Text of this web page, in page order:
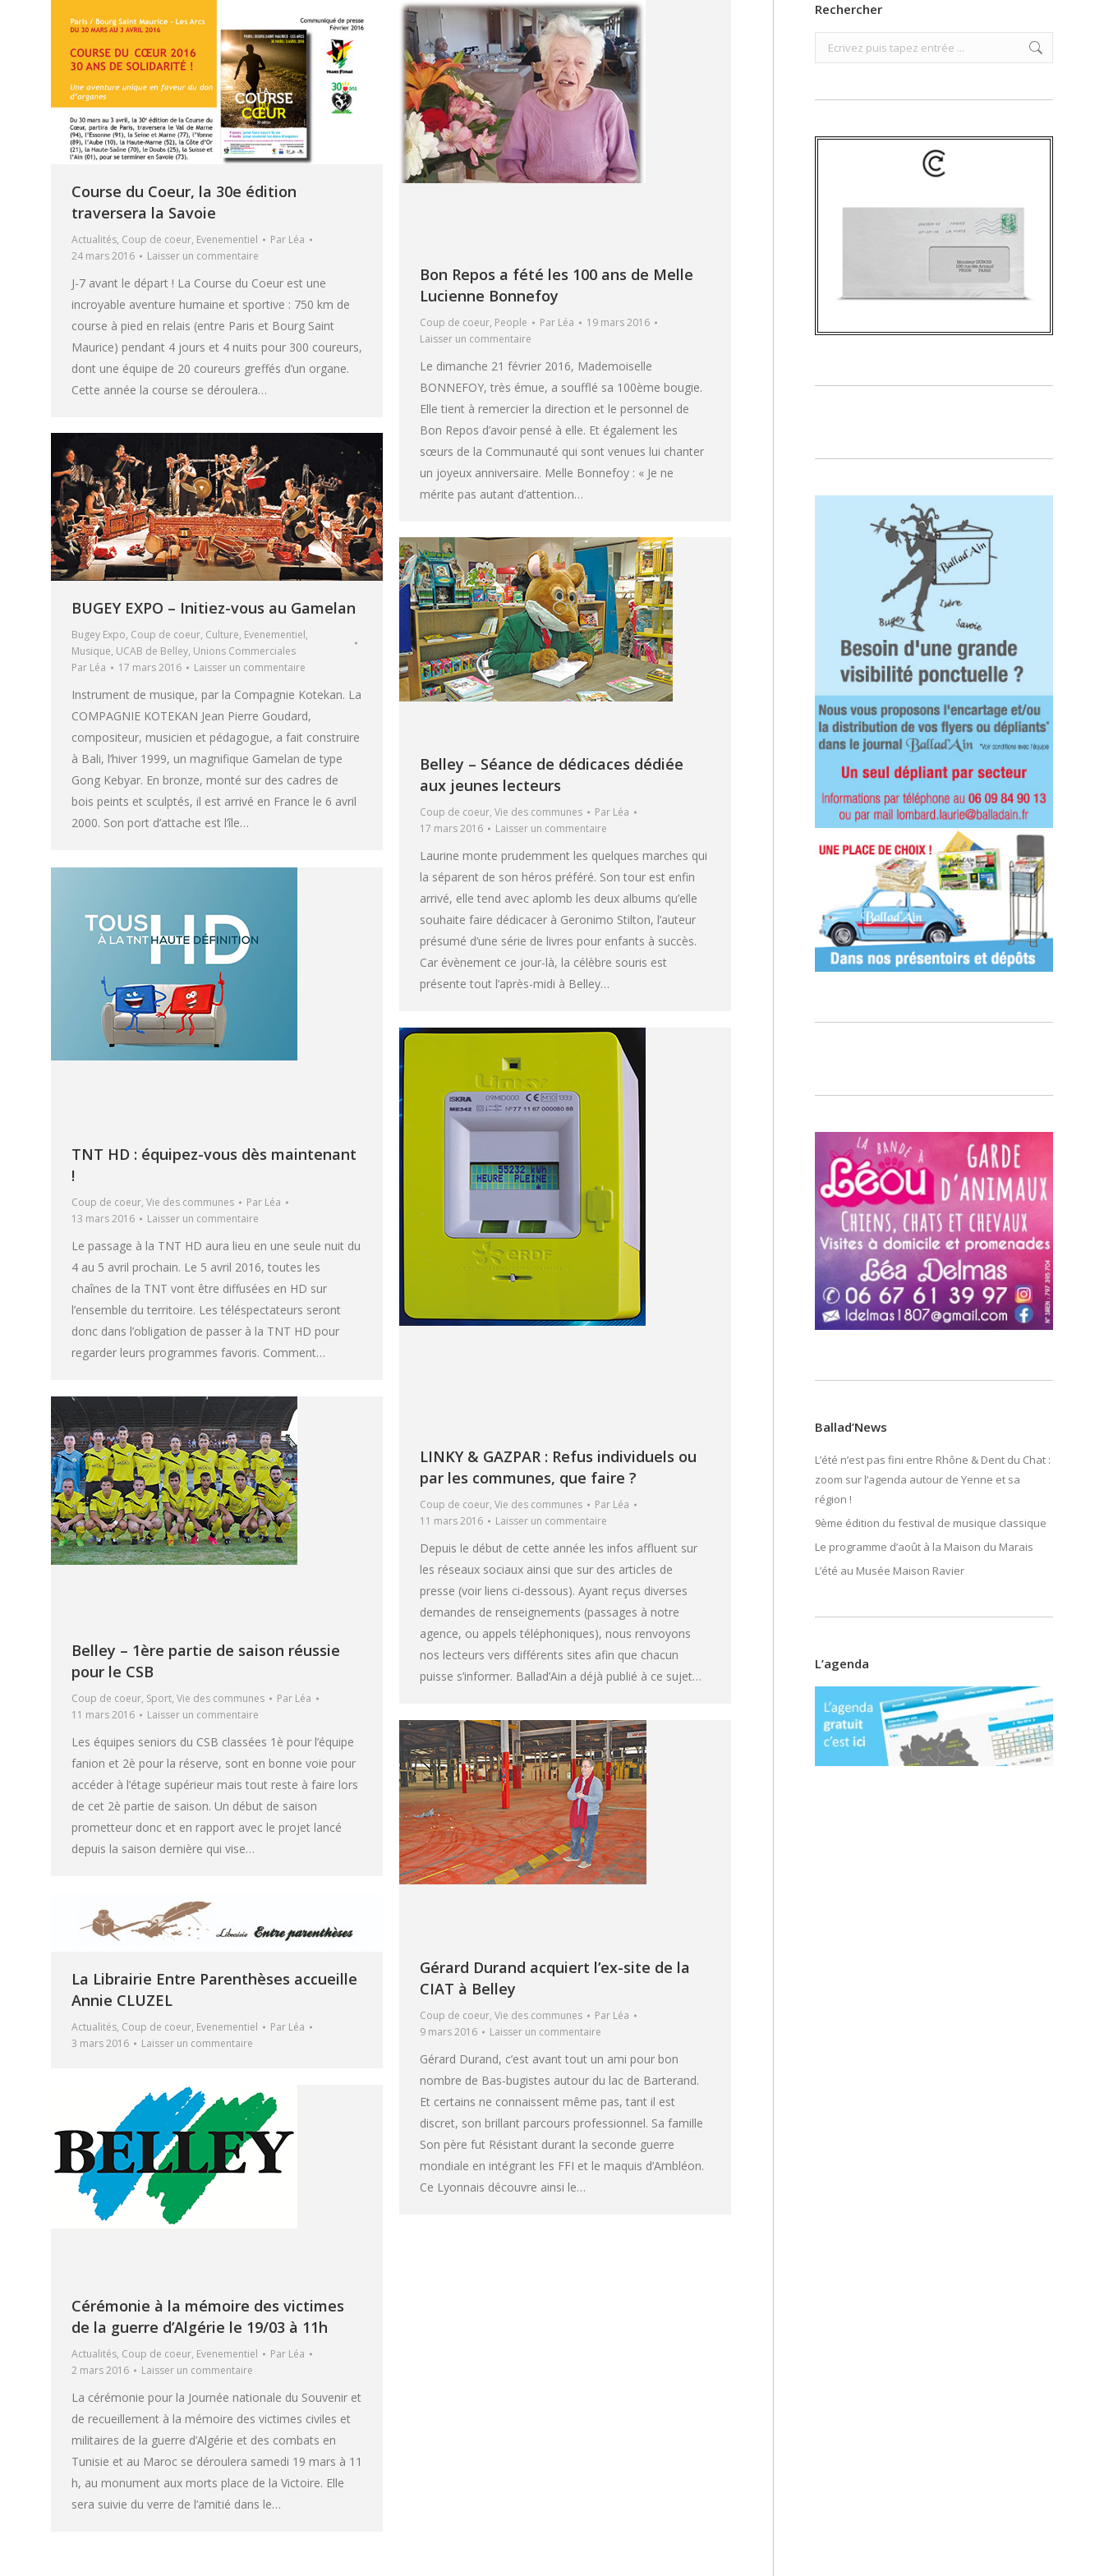
Course du Coeur, la 30e édition
traversera la Savoie
Actualités, Coup de coeur, Evenementiel Par Léa
24 mars 2016
Laisser un commentaire
J-7 avant le départ ! La Course du Coeur est une
incroyable aventure humaine et sportive : 750 km de
course à pied en relais (entre Paris et Bourg Saint
Maurice) pendant 4 jours et 4 nuits pour 300 coureurs,
dont une équipe de 20 coureurs greffés d’un organe.
Cette année la course se déroulera…
Bon Repos a fété les 100 ans de Melle
Lucienne Bonnefoy
Coup de coeur, People Par Léa
19 mars 2016
Laisser un commentaire
Le dimanche 21 février 2016, Mademoiselle
BONNEFOY, très émue, a soufflé sa 100ème bougie.
Elle tient à remercier la direction et le personnel de
Bon Repos d’avoir pensé à elle. Et également les
sœurs de la Communauté qui sont venues lui chanter
un joyeux anniversaire. Melle Bonnefoy : « Je ne
mérite pas autant d’attention…
BUGEY EXPO – Initiez-vous au Gamelan
Bugey Expo, Coup de coeur, Culture, Evenementiel,
Musique, UCAB de Belley, Unions Commerciales
Par Léa 17 mars 2016 Laisser un commentaire
Instrument de musique, par la Compagnie Kotekan. La
COMPAGNIE KOTEKAN Jean Pierre Goudard,
compositeur, musicien et pédagogue, a fait construire
à Bali, l’hiver 1999, un magnifique Gamelan de type
Gong Kebyar. En bronze, monté sur des cadres de
bois peints et sculptés, il est arrivé en France le 6 avril
2000. Son port d’attache est l’île…
Belley – Séance de dédicaces dédiée
aux jeunes lecteurs
Coup de coeur, Vie des communes Par Léa
17 mars 2016
Laisser un commentaire
Laurine monte prudemment les quelques marches qui
la séparent de son héros préféré. Son tour est enfin
arrivé, elle tend avec aplomb les deux albums qu’elle
souhaite faire dédicacer à Geronimo Stilton, l’auteur
présumé d’une série de livres pour enfants à succès.
Car évènement ce jour-là, la célèbre souris est
présente tout l’après-midi à Belley…
TNT HD : équipez-vous dès maintenant
!
Coup de coeur, Vie des communes Par Léa
13 mars 2016
Laisser un commentaire
Le passage à la TNT HD aura lieu en une seule nuit du
4 au 5 avril prochain. Le 5 avril 2016, toutes les
chaînes de la TNT vont être diffusées en HD sur
l’ensemble du territoire. Les téléspectateurs seront
donc dans l’obligation de passer à la TNT HD pour
regarder leurs programmes favoris. Comment…
LINKY & GAZPAR : Refus individuels ou
par les communes, que faire ?
Coup de coeur, Vie des communes Par Léa
11 mars 2016
Laisser un commentaire
Depuis le début de cette année les infos affluent sur
les réseaux sociaux ainsi que sur des articles de
presse (voir liens ci-dessous). Ayant reçus diverses
demandes de renseignements (passages à notre
agence, ou appels téléphoniques), nous renvoyons
nos lecteurs vers différents sites afin que chacun
puisse s’informer. Ballad’Ain a déjà publié à ce sujet…
Belley – 1ère partie de saison réussie
pour le CSB
Coup de coeur, Sport, Vie des communes Par Léa
11 mars 2016
Laisser un commentaire
Les équipes seniors du CSB classées 1è pour l’équipe
fanion et 2è pour la réserve, sont en bonne voie pour
accéder à l’étage supérieur mais tout reste à faire lors
de cet 2è partie de saison. Un début de saison
prometteur donc et en rapport avec le projet lancé
depuis la saison dernière qui vise…
Gérard Durand acquiert l’ex-site de la
CIAT à Belley
Coup de coeur, Vie des communes Par Léa
9 mars 2016
Laisser un commentaire
Gérard Durand, c’est avant tout un ami pour bon
nombre de Bas-bugistes autour du lac de Barterand.
Et certains ne connaissent même pas, tant il est
discret, son brillant parcours professionnel. Sa famille
Son père fut Résistant durant la seconde guerre
mondiale en intégrant les FFI et le maquis d’Ambléon.
Ce Lyonnais découvre ainsi le…
La Librairie Entre Parenthèses accueille
Annie CLUZEL
Actualités, Coup de coeur, Evenementiel Par Léa
3 mars 2016
Laisser un commentaire
Cérémonie à la mémoire des victimes
de la guerre d’Algérie le 19/03 à 11h
Actualités, Coup de coeur, Evenementiel Par Léa
2 mars 2016
Laisser un commentaire
La cérémonie pour la Journée nationale du Souvenir et
de recueillement à la mémoire des victimes civiles et
militaires de la guerre d’Algérie et des combats en
Tunisie et au Maroc se déroulera samedi 19 mars à 11
h, au monument aux morts place de la Victoire. Elle
sera suivie du verre de l’amitié dans le…
Rechercher
Search:
Ballad’News
L’été n’est pas fini entre Rhône & Dent du Chat :
zoom sur l’agenda autour de Yenne et sa
région !
9ème édition du festival de musique classique
Le programme d’août à la Maison du Marais
L’été au Musée Maison Ravier
L’agenda